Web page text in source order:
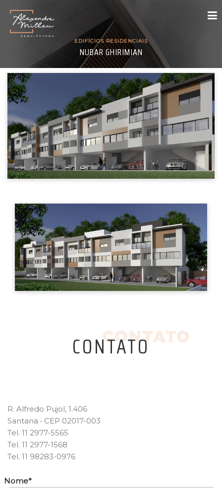
EDIFÍCIOS RESIDENCIAIS
NUBAR GHIRIMIAN
CONTATO
R. Alfredo Pujol, 1.406
Santana • CEP 02017-003
Tel. 11 2977-5565
Tel. 11 2977-1568
Tel. 11 98283-0976
Nome*